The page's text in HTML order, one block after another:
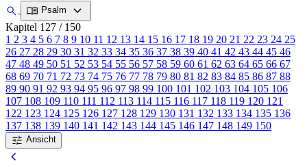
search menu_book Psalm expand_more
Kapitel 127 / 150
1 2 3 4 5 6 7 8 9 10 11 12 13 14 15 16 17 18 19 20 21 22 23 24 25
26 27 28 29 30 31 32 33 34 35 36 37 38 39 40 41 42 43 44 45 46
47 48 49 50 51 52 53 54 55 56 57 58 59 60 61 62 63 64 65 66 67
68 69 70 71 72 73 74 75 76 77 78 79 80 81 82 83 84 85 86 87 88
89 90 91 92 93 94 95 96 97 98 99 100 101 102 103 104 105 106
107 108 109 110 111 112 113 114 115 116 117 118 119 120 121
122 123 124 125 126 127 128 129 130 131 132 133 134 135 136
137 138 139 140 141 142 143 144 145 146 147 148 149 150
tune Ansicht
chevron_left